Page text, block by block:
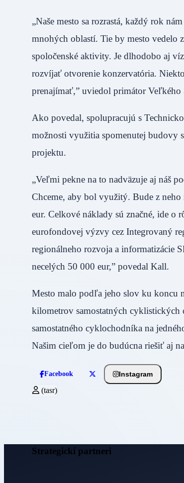
„Naše mesto sa rozrastá, každý rok
mnohých oblastí. Tie by mesto vedelo
spoločenské aktivity. Je dlhodobo aj
rozvíjať otvorenie konzervatória.
prenajímať,” uviedol primátor Veľkého
Ako povedal, spolupracujú s
možnosti využitia spomenutej budovy
projektu.
„Veľmi pekne na to nadväzuje aj náš
Chceme, aby bol využitý. Bude z
eur. Celkové náklady sú značné, ide o
eurofondovej výzvy cez Integrovaný
regionálneho rozvoja a informatizácie
necelých 50 000 eur,” povedal Kall.
Mesto malo podľa jeho slov ku koncu
kilometrov samostatných cyklistických
samostatného cyklochodníka na
Našim cieľom je do budúcna riešiť aj
Facebook Instagram
(tasr)
Strategickí partneri